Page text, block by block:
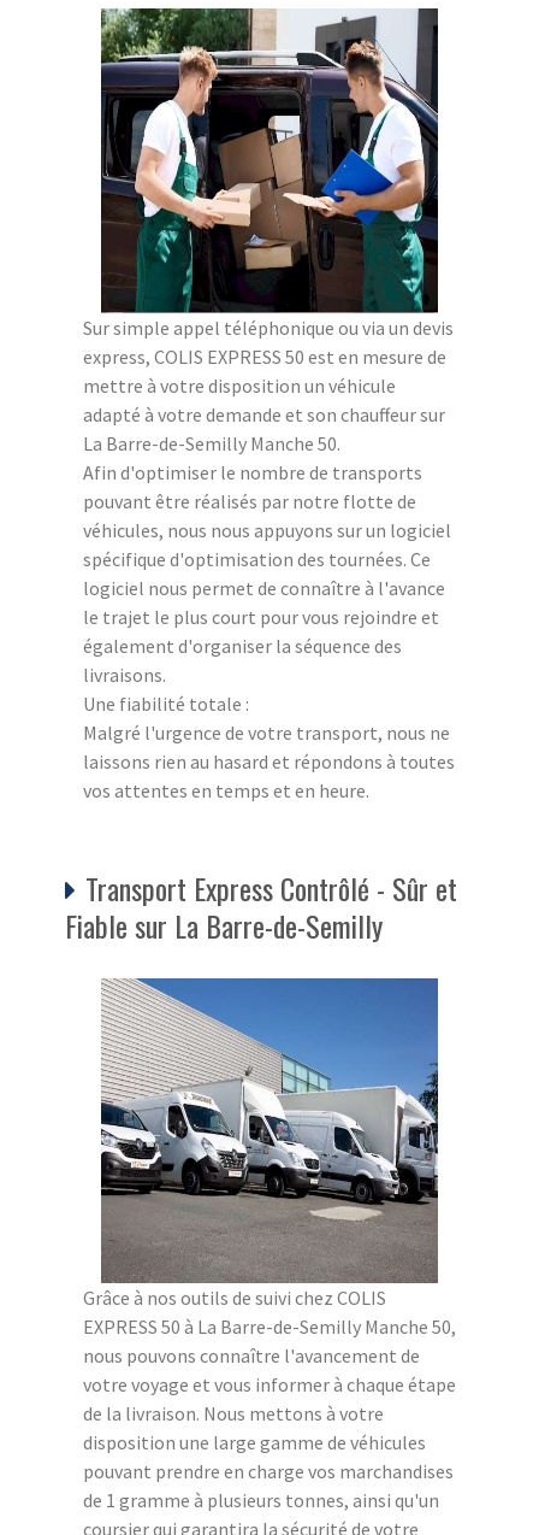
Sur simple appel téléphonique ou via un devis
express, COLIS EXPRESS 50 est en mesure de
mettre à votre disposition un véhicule
adapté à votre demande et son chauffeur sur
La Barre-de-Semilly Manche 50.
Afin d'optimiser le nombre de transports
pouvant être réalisés par notre flotte de
véhicules, nous nous appuyons sur un logiciel
spécifique d'optimisation des tournées. Ce
logiciel nous permet de connaître à l'avance
le trajet le plus court pour vous rejoindre et
également d'organiser la séquence des
livraisons.
Une fiabilité totale :
Malgré l'urgence de votre transport, nous ne
laissons rien au hasard et répondons à toutes
vos attentes en temps et en heure.
Transport Express Contrôlé - Sûr et
Fiable sur La Barre-de-Semilly
Grâce à nos outils de suivi chez COLIS
EXPRESS 50 à La Barre-de-Semilly Manche 50,
nous pouvons connaître l'avancement de
votre voyage et vous informer à chaque étape
de la livraison. Nous mettons à votre
disposition une large gamme de véhicules
pouvant prendre en charge vos marchandises
de 1 gramme à plusieurs tonnes, ainsi qu'un
coursier qui garantira la sécurité de votre